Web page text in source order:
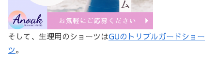
そして、生理用のショーツはGUのトリプルガードショー
ツ。